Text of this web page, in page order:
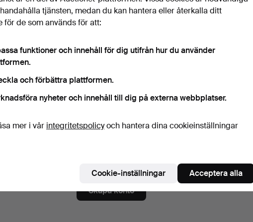
Visa lösenord i klartext.
på nyhetsbrev från Rumsey’s Auctioneers. (frivilligt)
enkelt avsluta prenumerationen.
på Auctionets nyhetsbrev. (frivilligt)
Skapa konto
tjänsten, medan du kan hantera eller återkalla ditt
för de som används för att:
funktioner och innehåll för dig utifrån hur du använder
och förbättra plattformen.
nyheter och innehåll till dig på externa webbplatser.
mer i vår integritetspolicyoch hantera dina cookieinställningar
Cookie-inställningar Acceptera alla